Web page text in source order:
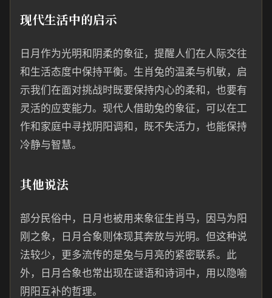
现代生活中的启示
日月作为光明和阴柔的象征，提醒人们在人际交往
和生活态度中保持平衡。生肖兔的温柔与机敏，启
示我们在面对挑战时既要保持内心的柔和，也要有
灵活的应变能力。现代人借助兔的象征，可以在工
作和家庭中寻找阴阳调和，既不失活力，也能保持
冷静与智慧。
其他说法
部分民俗中，日月也被用来象征生肖马，因马为阳
刚之象，日月合象则体现其奔放与光明。但这种说
法较少，更多流传的是兔与月亮的紧密联系。此
外，日月合象也常出现在谜语和诗词中，用以隐喻
阴阳互补的哲理。